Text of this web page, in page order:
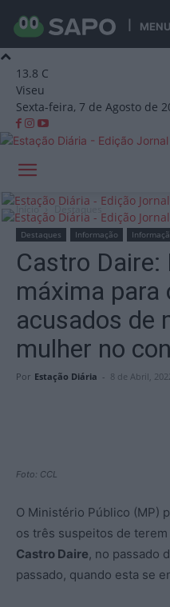
MENU
13.8 C
Viseu
Sexta-feira, 7 de Agosto de
Início Destaques
Destaques Informação
Castro Daire:
máxima para
acusados de
mulher no
Por Estação Diária - 8 de Abril,
Foto: CCL
O Ministério Público (MP)
os três suspeitos de
Castro Daire, no passado
passado, quando esta se